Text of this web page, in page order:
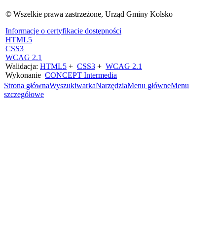
© Wszelkie prawa zastrzeżone, Urząd Gminy Kolsko
Informacje o certyfikacie dostępności
HTML5
CSS3
WCAG 2.1
Walidacja: HTML5 + CSS3 + WCAG 2.1
Wykonanie CONCEPT Intermedia
Strona głównaWyszukiwarkaNarzędziaMenu główneMenu
szczegółowe